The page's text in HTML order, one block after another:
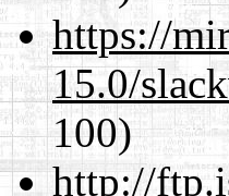
https://
15.0/
100)
http://